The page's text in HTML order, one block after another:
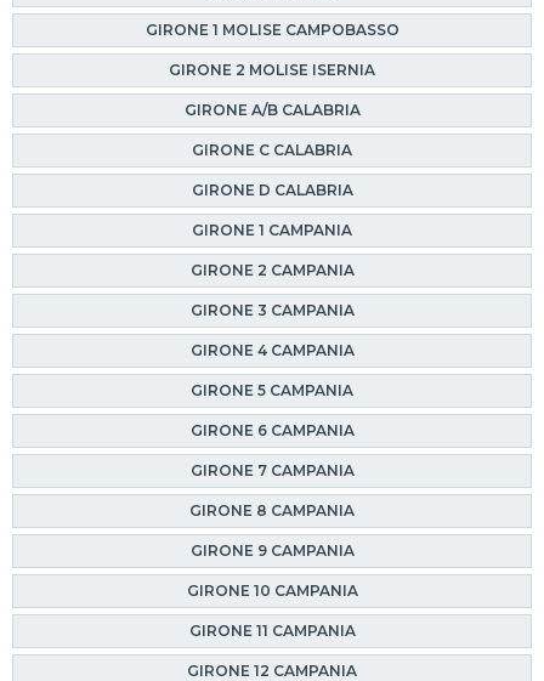
GIRONE 1 MOLISE CAMPOBASSO
GIRONE 2 MOLISE ISERNIA
GIRONE A/B CALABRIA
GIRONE C CALABRIA
GIRONE D CALABRIA
GIRONE 1 CAMPANIA
GIRONE 2 CAMPANIA
GIRONE 3 CAMPANIA
GIRONE 4 CAMPANIA
GIRONE 5 CAMPANIA
GIRONE 6 CAMPANIA
GIRONE 7 CAMPANIA
GIRONE 8 CAMPANIA
GIRONE 9 CAMPANIA
GIRONE 10 CAMPANIA
GIRONE 11 CAMPANIA
GIRONE 12 CAMPANIA